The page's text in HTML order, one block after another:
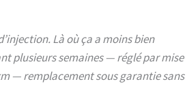
Là où ça a moins bien
plusieurs semaines — réglé par mise
— remplacement sous garantie sans